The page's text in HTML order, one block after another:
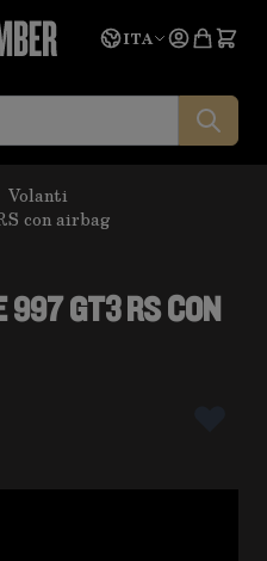
Lingua
ITA
Volanti
con airbag
997 GT3 RS CON